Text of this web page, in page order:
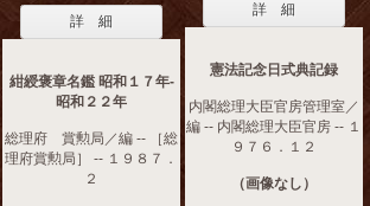
詳 細
紺綬褒章名鑑 昭和１７年‐
昭和２２年
総理府 賞勲局／編 -- ［総
理府賞勲局］ -- １９８７．
２
詳 細
憲法記念日式典記録
内閣総理大臣官房管理室／
編 -- 内閣総理大臣官房 -- １
９７６．１２
（画像なし）